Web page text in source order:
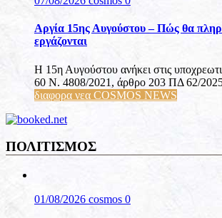
Αργία 15ης Αυγούστου – Πώς θα
εργάζονται
Η 15η Αυγούστου ανήκει στις
60 Ν. 4808/2021, άρθρο 203 ΠΔ 62/
διαφορα νεα COSMOS NEWS
ΠΟΛΙΤΙΣΜΟΣ
01/08/2026 cosmos 0